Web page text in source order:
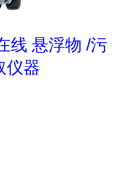
线 悬浮物 /污
仪器